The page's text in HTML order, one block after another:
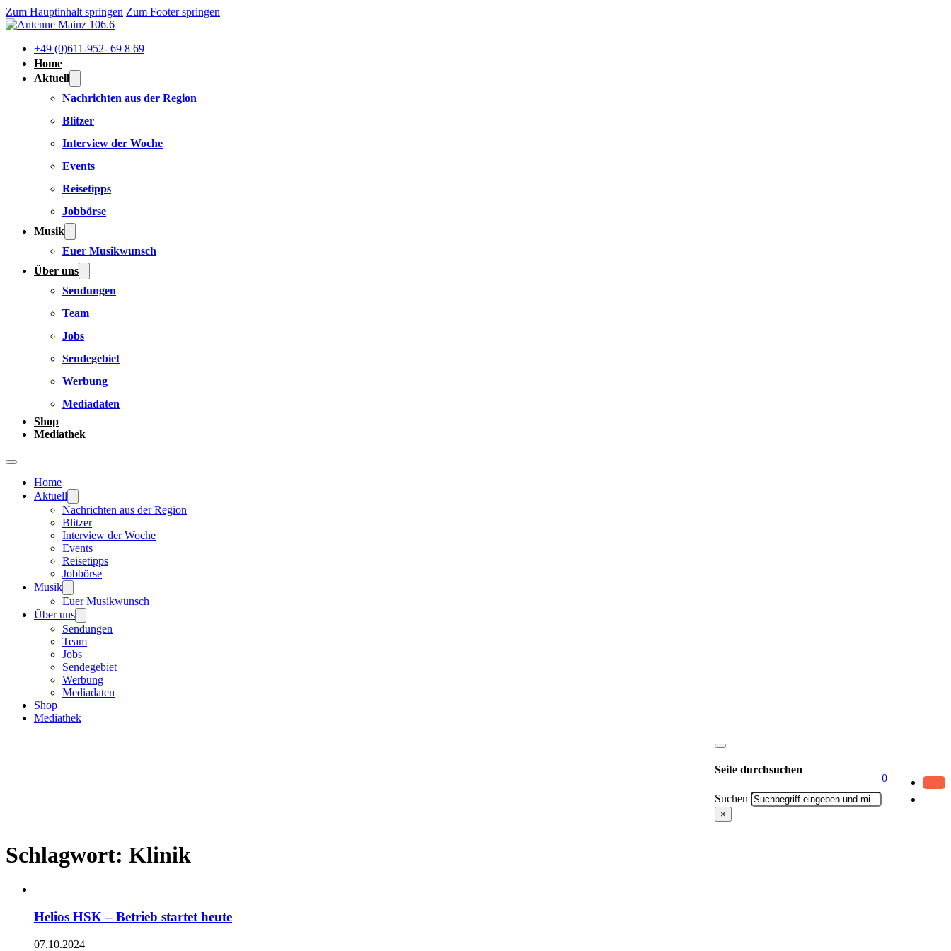
Zum Hauptinhalt springen Zum Footer springen
+49 (0)611-952- 69 8 69
Home
Aktuell
Nachrichten aus der Region
Blitzer
Interview der Woche
Events
Reisetipps
Jobbörse
Musik
Euer Musikwunsch
Über uns
Sendungen
Team
Jobs
Sendegebiet
Werbung
Mediadaten
Shop
Mediathek
Home
Aktuell
Nachrichten aus der Region
Blitzer
Interview der Woche
Events
Reisetipps
Jobbörse
Musik
Euer Musikwunsch
Über uns
Sendungen
Team
Jobs
Sendegebiet
Werbung
Mediadaten
Shop
Mediathek
Seite durchsuchen
Suchen
×
0
Schlagwort: Klinik
Helios HSK – Betrieb startet heute
07.10.2024